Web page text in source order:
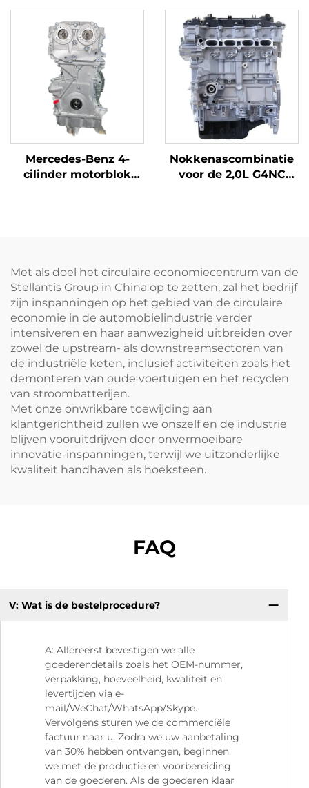
4-Cilinder Blokmotor
Opnieuw vervaardigd
voor Mercedes Benz
C200 C300 E300
motorblok voor
benzineauto's in de VS
met ISO-certificaat
Mercedes-Benz 4-
cilinder motorblok
Nokkenascombinatie
voor de 2,0L G4NC
vermogen van 121
kW/203 Nm.
Met als doel het circulaire economiecentrum van de
Stellantis Group in China op te zetten, zal het bedrijf
zijn inspanningen op het gebied van de circulaire
economie in de automobielindustrie verder
intensiveren en haar aanwezigheid uitbreiden over
zowel de upstream- als downstreamsectoren van
de industriële keten, inclusief activiteiten zoals het
demonteren van oude voertuigen en het recyclen
van stroombatterijen.
Met onze onwrikbare toewijding aan
klantgerichtheid zullen we onszelf en de industrie
blijven vooruitdrijven door onvermoeibare
innovatie-inspanningen, terwijl we uitzonderlijke
kwaliteit handhaven als hoeksteen.
FAQ
V: Wat is de bestelprocedure?
A: Allereerst bevestigen we alle
goederendetails zoals het OEM-nummer,
verpakking, hoeveelheid, kwaliteit en
levertijden via e-
mail/WeChat/WhatsApp/Skype.
Vervolgens sturen we de commerciële
factuur naar u. Zodra we uw aanbetaling
van 30% hebben ontvangen, beginnen
we met de productie en voorbereiding
van de goederen. Als de goederen klaar